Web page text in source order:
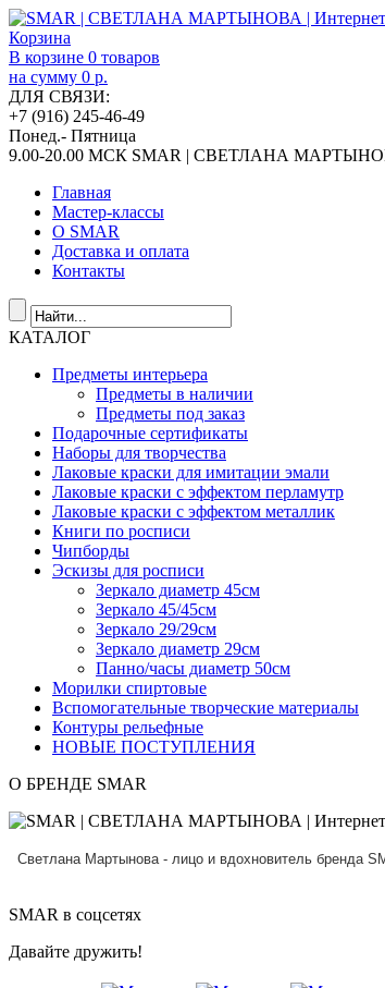
Корзина
В корзине 0 товаров
на сумму 0 р.
ДЛЯ СВЯЗИ:
+7 (916) 245-46-49
Понед.- Пятница
9.00-20.00 МСК SMAR | СВЕТЛАНА
Главная
Мастер-классы
О SMAR
Доставка и оплата
Контакты
КАТАЛОГ
Предметы интерьера
Предметы в наличии
Предметы под заказ
Подарочные сертификаты
Наборы для творчества
Лаковые краски для имитации эмали
Лаковые краски с эффектом перламутр
Лаковые краски с эффектом металлик
Книги по росписи
Чипборды
Эскизы для росписи
Зеркало диаметр 45см
Зеркало 45/45см
Зеркало 29/29см
Зеркало диаметр 29см
Панно/часы диаметр 50см
Морилки спиртовые
Вспомогательные творческие материалы
Контуры рельефные
НОВЫЕ ПОСТУПЛЕНИЯ
О БРЕНДЕ SMAR
Светлана Мартынова - лицо и вдохновитель бренда
SMAR в соцсетях
Давайте дружить!